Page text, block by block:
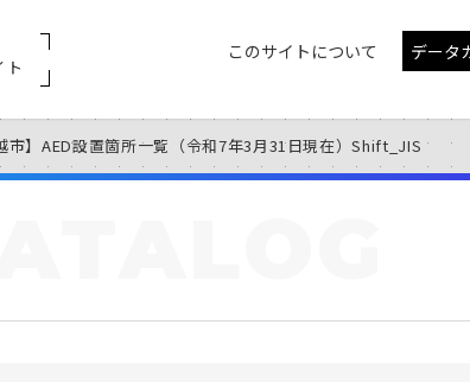
このサイトについて データ
市】AED設置箇所一覧（令和7年3月31日現在）Shift_JIS